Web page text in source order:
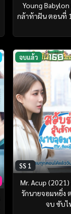
Young
กล้าท้าฝัน ตอนที่
จบแล้ว
SS 1
Mr. Acup
รักนายจอมหยิ่ง
จบ ซับไ